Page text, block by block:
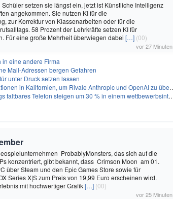
setzen sie längst ein, jetzt ist Künstliche Intelligenz
angekommen. Sie nutzen KI für die
zur Korrektur von Klassenarbeiten oder für die
58 Prozent der Lehrkräfte setzen KI für
Für eine große Mehrheit überwiegen dabei […] (00)
vor 27 Minuten
in eine andere Firma
Mail-Adressen bergen Gefahren
unter Druck setzen lassen
in Kalifornien, um Rivale Anthropic und OpenAI zu überholen
Telefon steigen um 30 % in einem wettbewerbsintensiven Markt
ProbablyMonsters, das sich auf die
konzentriert, gibt bekannt, dass Crimson Moon am 01.
über Steam und den Epic Games Store sowie für
Series X|S zum Preis von 19,99 Euro erscheinen wird.
mit hochwertiger Grafik[…] (00)
vor 25 Minuten